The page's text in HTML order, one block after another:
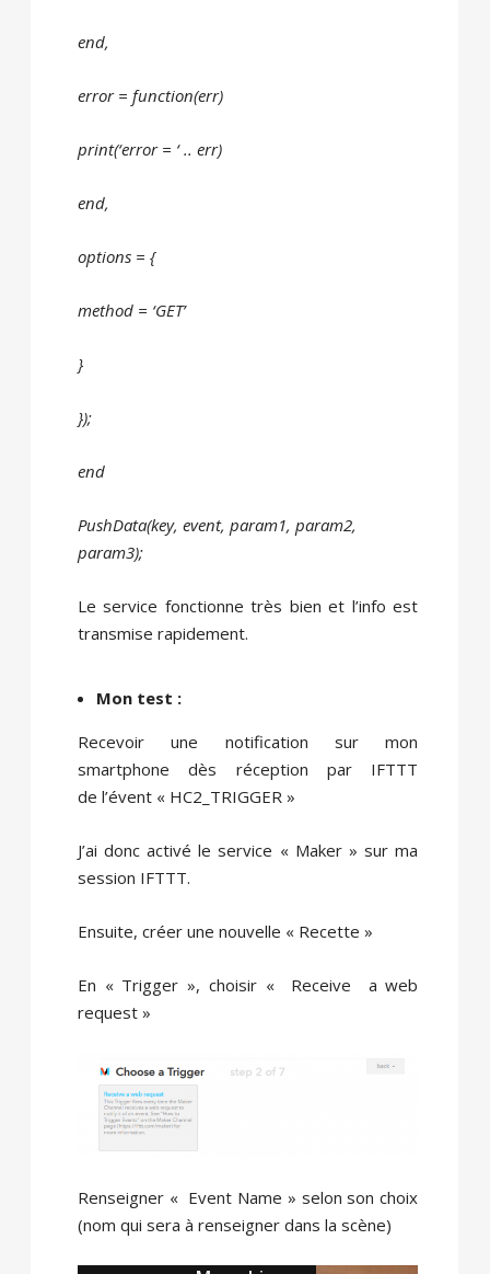
end,
error = function(err)
print(‘error = ‘ .. err)
end,
options = {
method = ‘GET’
}
});
end
PushData(key, event, param1, param2,
param3);
Le service fonctionne très bien et l’info est
transmise rapidement.
Mon test :
Recevoir une notification sur mon
smartphone dès réception par IFTTT
de l’évent « HC2_TRIGGER »
J’ai donc activé le service « Maker » sur ma
session IFTTT.
Ensuite, créer une nouvelle « Recette »
En « Trigger », choisir « Receive a web
request »
Renseigner « Event Name » selon son choix
(nom qui sera à renseigner dans la scène)